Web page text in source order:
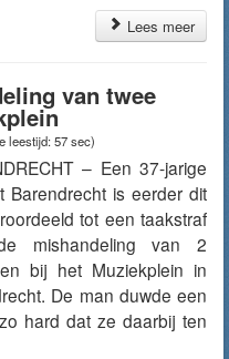
Lees meer
van twee
leestijd: 57 sec)
– Een 37-jarige
Barendrecht is eerder dit
tot een taakstraf
mishandeling van 2
bij het Muziekplein in
De man duwde een
hard dat ze daarbij ten